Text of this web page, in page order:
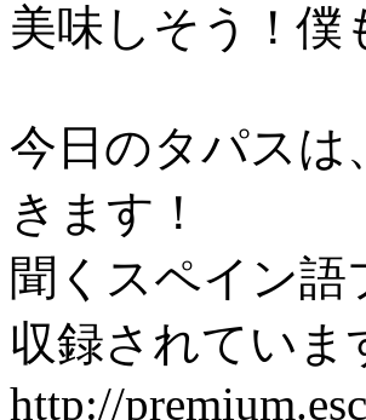
美味しそう！僕
今日のタパスは
きます！
聞くスペイン
収録されていま
http://